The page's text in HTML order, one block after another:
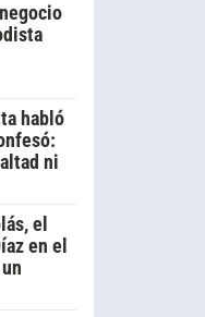
habló
ni
el
en el